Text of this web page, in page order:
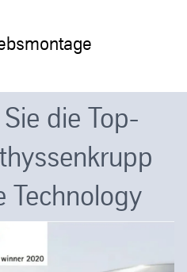
die Top-
Technology